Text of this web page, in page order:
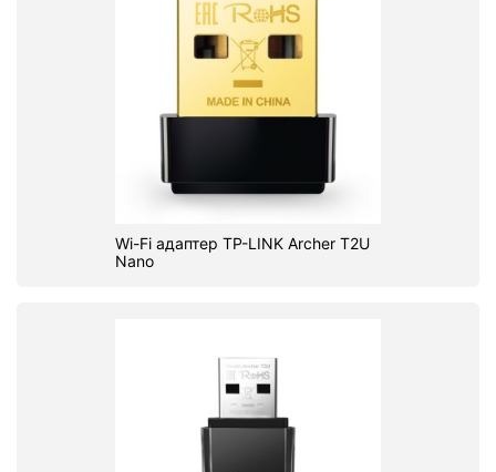
Wi-Fi адаптер TP-LINK Archer T2U
Nano